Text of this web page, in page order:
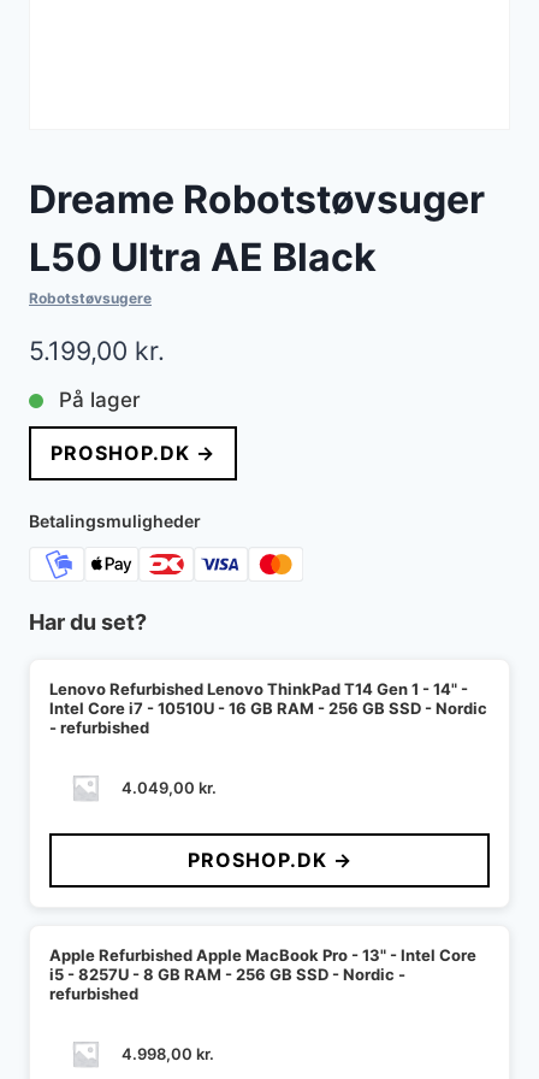
Dreame Robotstøvsuger
L50 Ultra AE Black
Robotstøvsugere
5.199,00 kr.
På lager
PROSHOP.DK →
Betalingsmuligheder
Har du set?
Lenovo Refurbished Lenovo ThinkPad T14 Gen 1 - 14" -
Intel Core i7 - 10510U - 16 GB RAM - 256 GB SSD - Nordic
- refurbished
4.049,00 kr.
PROSHOP.DK →
Apple Refurbished Apple MacBook Pro - 13" - Intel Core
i5 - 8257U - 8 GB RAM - 256 GB SSD - Nordic -
refurbished
4.998,00 kr.